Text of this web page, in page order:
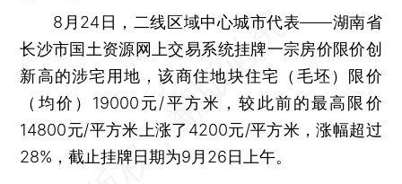
8月24日，二线区域中心城市代表——湖南省
长沙市国土资源网上交易系统挂牌一宗房价限价创
新高的涉宅用地，该商住地块住宅（毛坯）限价
（均价）19000元/平方米，较此前的最高限价
14800元/平方米上涨了4200元/平方米，涨幅超过
28%，截止挂牌日期为9月26日上午。